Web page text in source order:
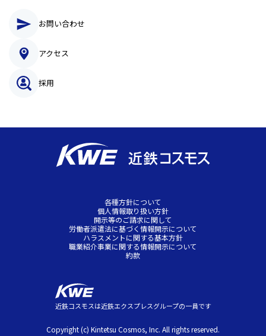
お問い合わせ
アクセス
採用
各種方針について
個人情報取り扱い方針
開示等のご請求に関して
労働者派遣法に基づく情報開示について
ハラスメントに関する基本方針
職業紹介事業に関する情報開示について
約款
近鉄コスモスは近鉄エクスプレスグループの一員です
Copyright (c) Kintetsu Cosmos, Inc. All rights reserved.